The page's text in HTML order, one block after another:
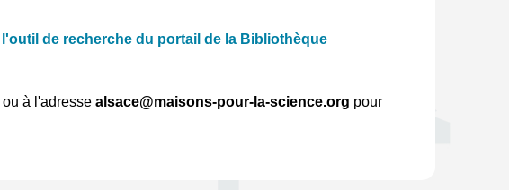
l'outil de recherche du portail de la Bibliothèque
ou à l'adresse alsace@maisons-pour-la-science.org pour